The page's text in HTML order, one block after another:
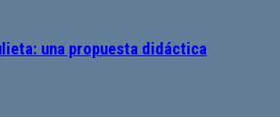
una propuesta didáctica